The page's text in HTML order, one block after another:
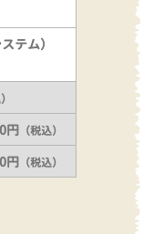
テム）
円 （税込）
円 （税込）